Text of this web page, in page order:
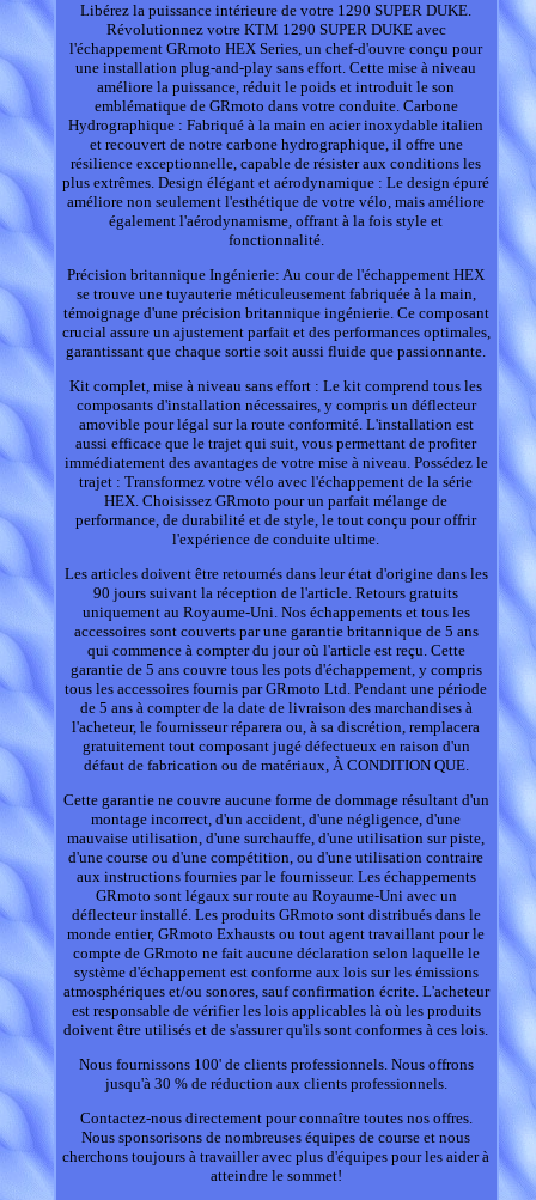
Libérez la puissance intérieure de votre 1290 SUPER DUKE.
Révolutionnez votre KTM 1290 SUPER DUKE avec
l'échappement GRmoto HEX Series, un chef-d'ouvre conçu pour
une installation plug-and-play sans effort. Cette mise à niveau
améliore la puissance, réduit le poids et introduit le son
emblématique de GRmoto dans votre conduite. Carbone
Hydrographique : Fabriqué à la main en acier inoxydable italien
et recouvert de notre carbone hydrographique, il offre une
résilience exceptionnelle, capable de résister aux conditions les
plus extrêmes. Design élégant et aérodynamique : Le design épuré
améliore non seulement l'esthétique de votre vélo, mais améliore
également l'aérodynamisme, offrant à la fois style et
fonctionnalité.
Précision britannique Ingénierie: Au cour de l'échappement HEX
se trouve une tuyauterie méticuleusement fabriquée à la main,
témoignage d'une précision britannique ingénierie. Ce composant
crucial assure un ajustement parfait et des performances optimales,
garantissant que chaque sortie soit aussi fluide que passionnante.
Kit complet, mise à niveau sans effort : Le kit comprend tous les
composants d'installation nécessaires, y compris un déflecteur
amovible pour légal sur la route conformité. L'installation est
aussi efficace que le trajet qui suit, vous permettant de profiter
immédiatement des avantages de votre mise à niveau. Possédez le
trajet : Transformez votre vélo avec l'échappement de la série
HEX. Choisissez GRmoto pour un parfait mélange de
performance, de durabilité et de style, le tout conçu pour offrir
l'expérience de conduite ultime.
Les articles doivent être retournés dans leur état d'origine dans les
90 jours suivant la réception de l'article. Retours gratuits
uniquement au Royaume-Uni. Nos échappements et tous les
accessoires sont couverts par une garantie britannique de 5 ans
qui commence à compter du jour où l'article est reçu. Cette
garantie de 5 ans couvre tous les pots d'échappement, y compris
tous les accessoires fournis par GRmoto Ltd. Pendant une période
de 5 ans à compter de la date de livraison des marchandises à
l'acheteur, le fournisseur réparera ou, à sa discrétion, remplacera
gratuitement tout composant jugé défectueux en raison d'un
défaut de fabrication ou de matériaux, À CONDITION QUE.
Cette garantie ne couvre aucune forme de dommage résultant d'un
montage incorrect, d'un accident, d'une négligence, d'une
mauvaise utilisation, d'une surchauffe, d'une utilisation sur piste,
d'une course ou d'une compétition, ou d'une utilisation contraire
aux instructions fournies par le fournisseur. Les échappements
GRmoto sont légaux sur route au Royaume-Uni avec un
déflecteur installé. Les produits GRmoto sont distribués dans le
monde entier, GRmoto Exhausts ou tout agent travaillant pour le
compte de GRmoto ne fait aucune déclaration selon laquelle le
système d'échappement est conforme aux lois sur les émissions
atmosphériques et/ou sonores, sauf confirmation écrite. L'acheteur
est responsable de vérifier les lois applicables là où les produits
doivent être utilisés et de s'assurer qu'ils sont conformes à ces lois.
Nous fournissons 100' de clients professionnels. Nous offrons
jusqu'à 30 % de réduction aux clients professionnels.
Contactez-nous directement pour connaître toutes nos offres.
Nous sponsorisons de nombreuses équipes de course et nous
cherchons toujours à travailler avec plus d'équipes pour les aider à
atteindre le sommet!